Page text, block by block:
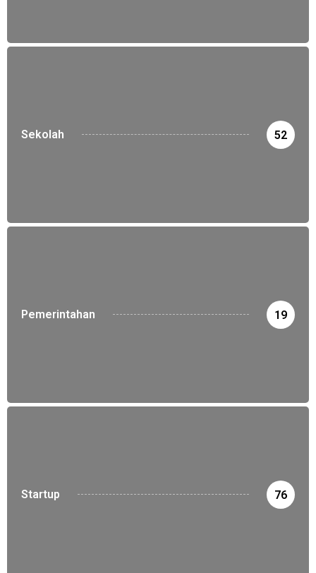
Sekolah 52
Pemerintahan 19
Startup 76